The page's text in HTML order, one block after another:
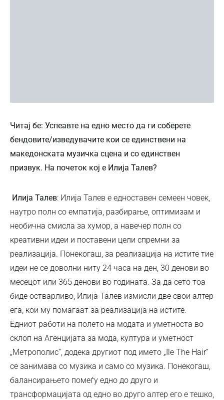
Читај бе: Успеавте на едно место да ги соберете
бендовите/изведувачите кои се единствени на
македонската музичка сцена и со единствен
призвук. На почеток кој е Илија Талев?
Илија Талев: Илија Талев е едноставен семеен човек,
наутро полн со емпатија, разбирање, оптимизам и
необична смисла за хумор, а навечер полн со
креативни идеи и поставени цели спремни за
реализација. Понекогаш, за реализација на истите тие
идеи не се доволни ниту 24 часа на ден, 30 денови во
месецот или 365 денови во годината. За да сето тоа
биде остварливо, Илија Талев измисли две свои алтер
ега, кои му помагаат за реализација на истите.
Едниот работи на полето на модата и уметноста во
склоп на Агенцијата за мода, култура и уметност
„Метрополис“, додека другиот под името „Ile The Hair“
се занимава со музика и само со музика. Понекогаш,
балансирањето помеѓу едно до друго и
трансформацијата од едно во друго алтер его е тешко,